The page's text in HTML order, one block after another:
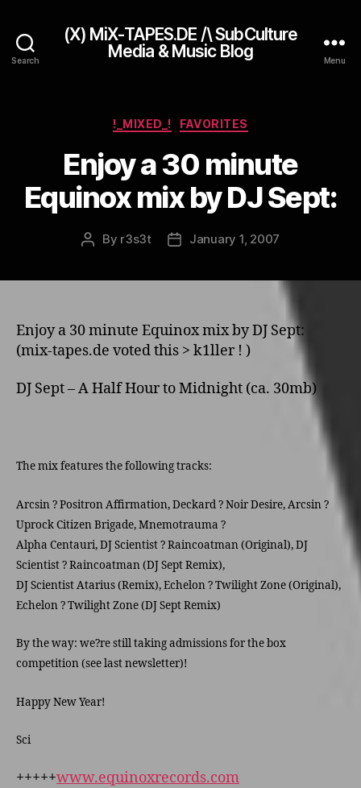
Search
(X) MiX-TAPES.DE /\ SubCulture
Media & Music Blog
Menu
Categories
!_MIXED_! FAVORITES
Enjoy a 30 minute
Equinox mix by DJ Sept:
Post
By r3s3t
PostJanuary 1, 2007
Enjoy a 30 minute Equinox mix by DJ Sept:
(mix-tapes.de voted this > k1ller ! )
DJ Sept – A Half Hour to Midnight (ca. 30mb)
The mix features the following tracks:
Arcsin ? Positron Affirmation, Deckard ? Noir Desire, Arcsin ?
Uprock Citizen Brigade, Mnemotrauma ?
Alpha Centauri, DJ Scientist ? Raincoatman (Original), DJ
Scientist ? Raincoatman (DJ Sept Remix),
DJ Scientist Atarius (Remix), Echelon ? Twilight Zone (Original),
Echelon ? Twilight Zone (DJ Sept Remix)
By the way: we?re still taking admissions for the box
competition (see last newsletter)!
Happy New Year!
Sci
+++++www.equinoxrecords.com